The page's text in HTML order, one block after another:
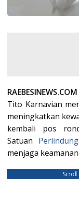
RAEBESINEWS.COM
Tito Karnavian
meningkatkan
kembali pos
Satuan
menjaga